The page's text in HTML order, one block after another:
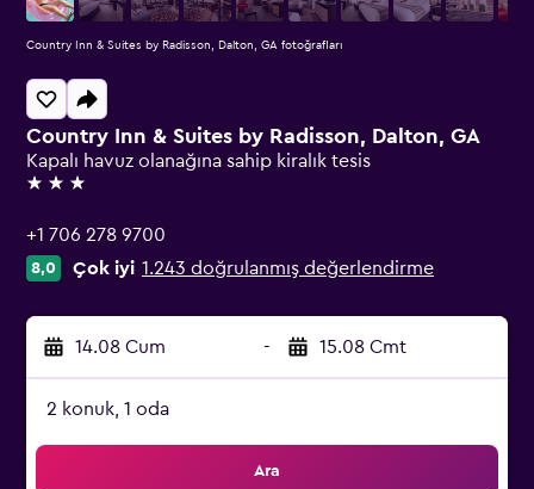
Country Inn & Suites by Radisson, Dalton, GA
Kapalı havuz olanağına sahip kiralık tesis
3 yıldız
+1 706 278 9700
8,0 Çok iyi 1.243 doğrulanmış değerlendirme
14.08 Cum - 15.08 Cmt
2 konuk, 1 oda
Ara
Country Inn & Suites by Radisson, Dalton, GA fotoğrafları